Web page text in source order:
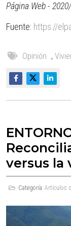
Página Web -
Fuente: https://
Opinión ,
versus la
Categoría: Artículos